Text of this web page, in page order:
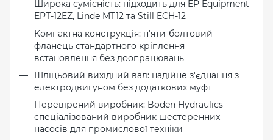
Широка сумісність: підходить для EP Equipment
EPT-12EZ, Linde MT12 та Still ECH-12
Компактна конструкція: п'яти-болтовий
фланець стандартного кріплення —
встановлення без доопрацювань
Шліцьовий вихідний вал: надійне з'єднання з
електродвигуном без додаткових муфт
Перевірений виробник: Boden Hydraulics —
спеціалізований виробник шестеренних
насосів для промислової техніки